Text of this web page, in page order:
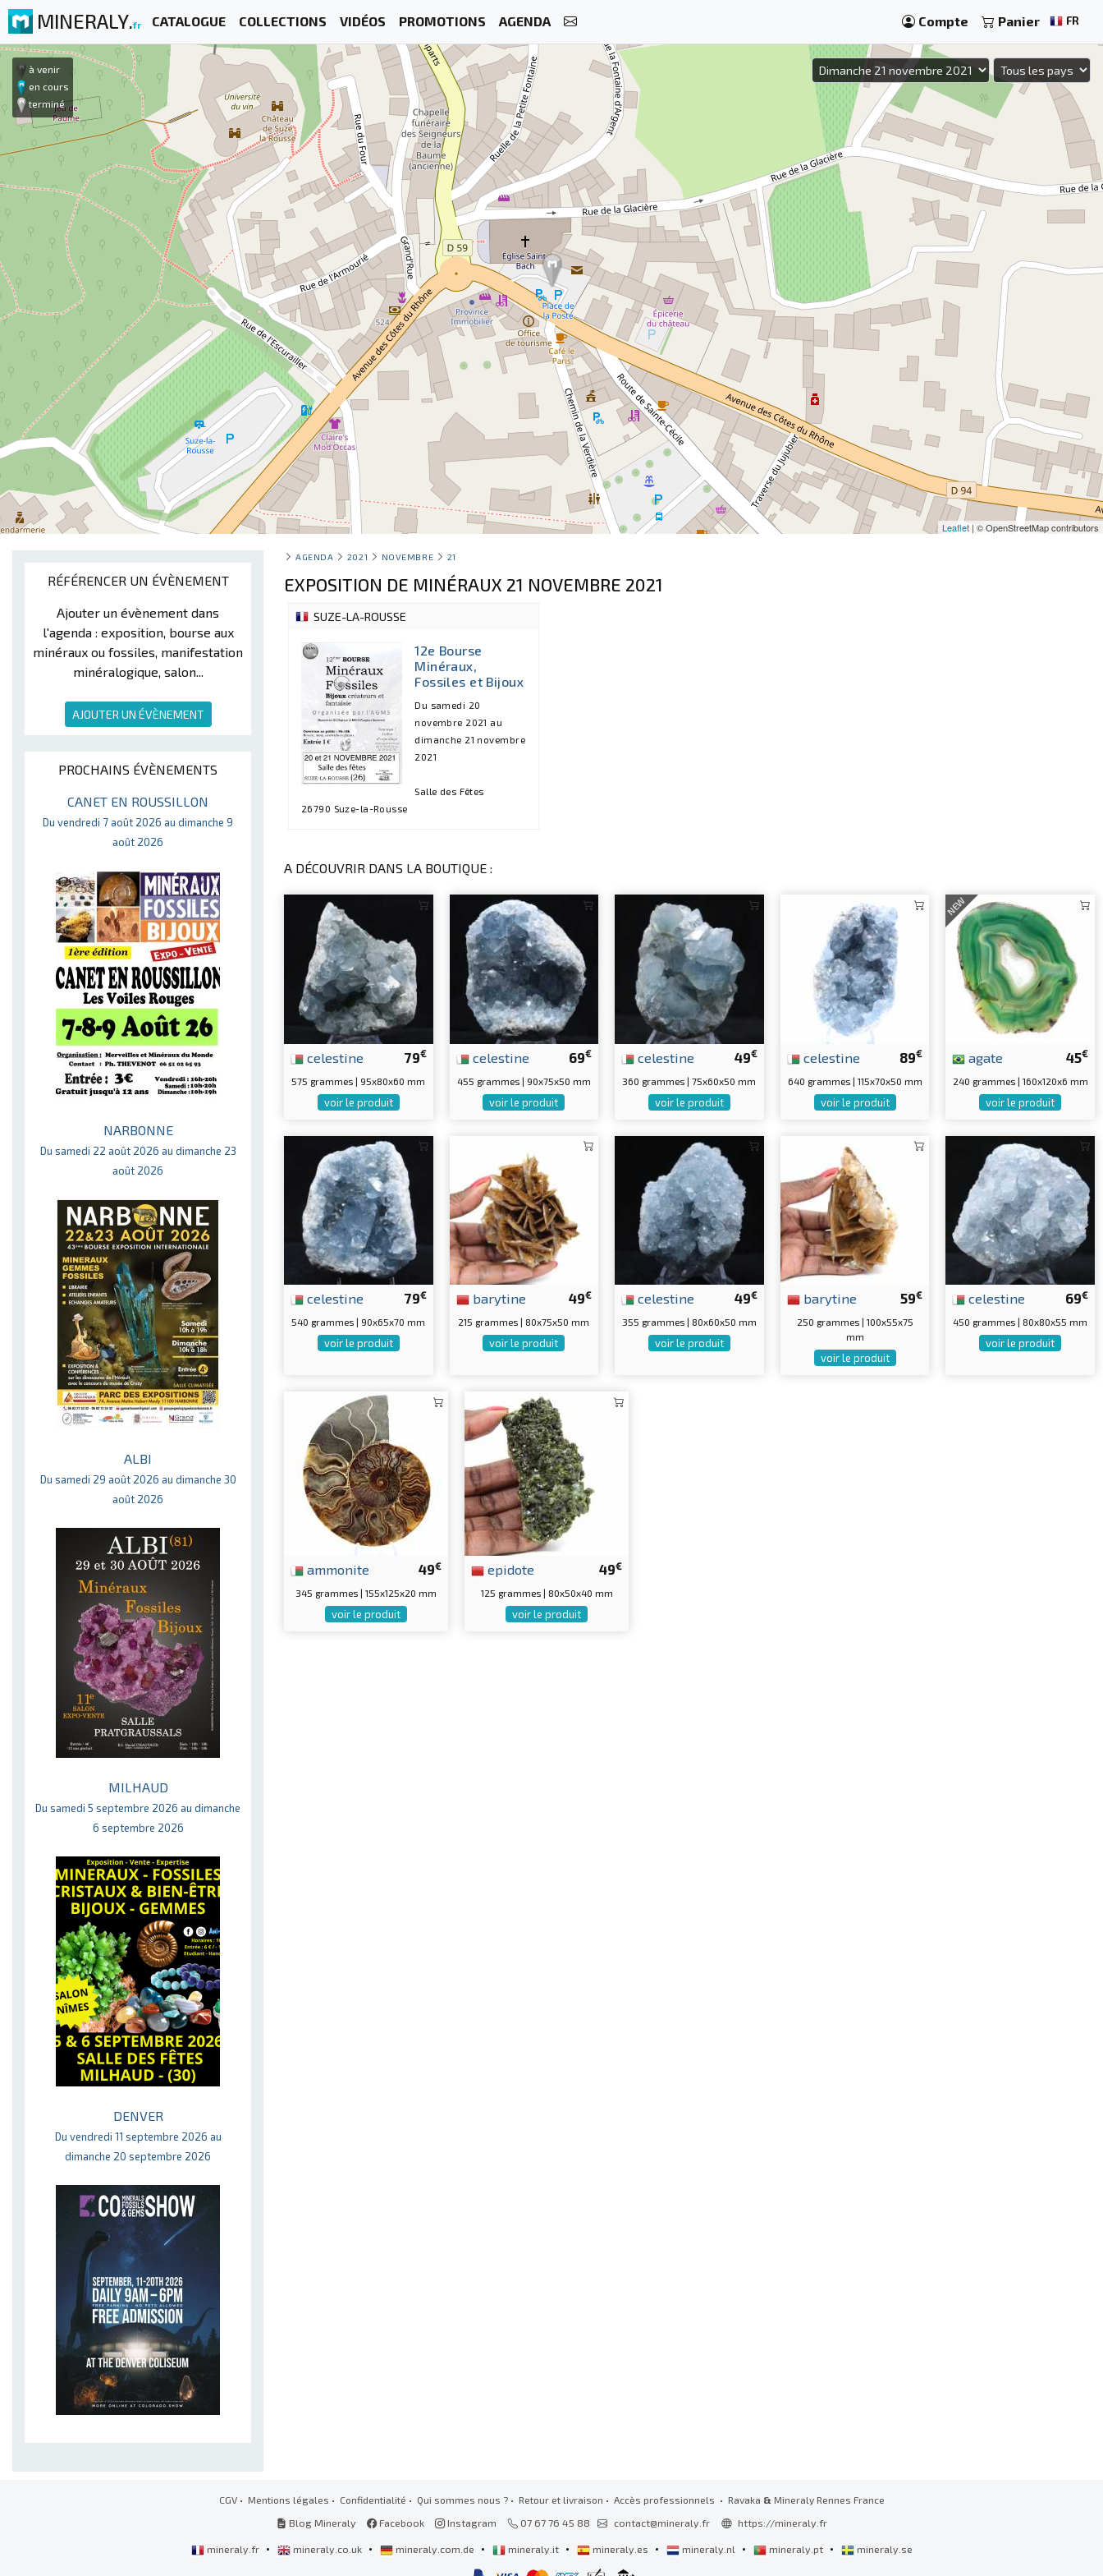
MINERALY.fr CATALOGUE COLLECTIONS VIDÉOS PROMOTIONS AGENDA Compte Panier FR
Leaflet | © OpenStreetMap contributors
à venir
en cours
terminé
RÉFÉRENCER UN ÉVÈNEMENT
Ajouter un évènement dans
l'agenda : exposition, bourse aux
minéraux ou fossiles, manifestation
minéralogique, salon...
AJOUTER UN ÉVÈNEMENT
PROCHAINS ÉVÈNEMENTS
CANET EN ROUSSILLON
Du vendredi 7 août 2026 au dimanche 9
août 2026
NARBONNE
Du samedi 22 août 2026 au dimanche 23
août 2026
ALBI
Du samedi 29 août 2026 au dimanche 30
août 2026
MILHAUD
Du samedi 5 septembre 2026 au dimanche
6 septembre 2026
DENVER
Du vendredi 11 septembre 2026 au
dimanche 20 septembre 2026
AGENDA 2021 NOVEMBRE 21
EXPOSITION DE MINÉRAUX 21 NOVEMBRE 2021
SUZE-LA-ROUSSE
12e Bourse
Minéraux,
Fossiles et Bijoux
Du samedi 20
novembre 2021 au
dimanche 21 novembre
2021
Salle des Fêtes
26790 Suze-la-Rousse
A DÉCOUVRIR DANS LA BOUTIQUE :
79€
celestine
575 grammes | 95x80x60 mm
voir le produit
69€
celestine
455 grammes | 90x75x50 mm
voir le produit
49€
celestine
360 grammes | 75x60x50 mm
voir le produit
89€
celestine
640 grammes | 115x70x50 mm
voir le produit
NEW
45€
agate
240 grammes | 160x120x6 mm
voir le produit
79€
celestine
540 grammes | 90x65x70 mm
voir le produit
49€
barytine
215 grammes | 80x75x50 mm
voir le produit
49€
celestine
355 grammes | 80x60x50 mm
voir le produit
59€
barytine
250 grammes | 100x55x75
mm
voir le produit
69€
celestine
450 grammes | 80x80x55 mm
voir le produit
49€
ammonite
345 grammes | 155x125x20 mm
voir le produit
49€
epidote
125 grammes | 80x50x40 mm
voir le produit
CGV• Mentions légales • Confidentialité • Qui sommes nous ?• Retour et livraison • Accès professionnels • Ravaka & Mineraly Rennes France
Blog Mineraly
Facebook Instagram 07 67 76 45 88 contact@mineraly.fr https://mineraly.fr
mineraly.fr • mineraly.co.uk • mineraly.com.de • mineraly.it • mineraly.es • mineraly.nl • mineraly.pt • mineraly.se